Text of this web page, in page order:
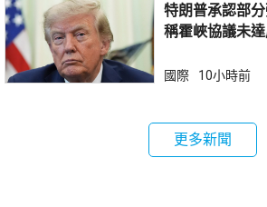
特朗普承認部
稱霍峽協議未
國際 10小時前
更多新聞